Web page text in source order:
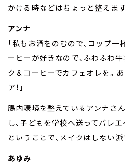
かける時などはちょっと整えます
アンナ
「私もお酒をのむので、コップ一
ーヒーが好きなので、ふわふわ
ク＆コーヒーでカフェオレを。
ア！」
腸内環境を整えているアンナさ
し、子どもを学校へ送ってバレ
ということで、メイクはしない派
あゆみ